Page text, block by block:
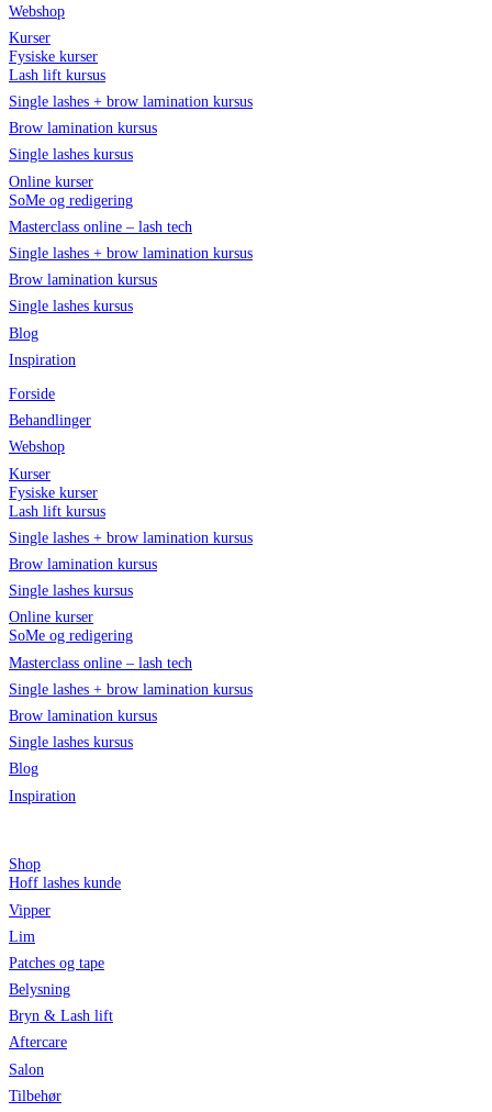
Webshop
Kurser
Fysiske kurser
Lash lift kursus
Single lashes + brow lamination kursus
Brow lamination kursus
Single lashes kursus
Online kurser
SoMe og redigering
Masterclass online – lash tech
Single lashes + brow lamination kursus
Brow lamination kursus
Single lashes kursus
Blog
Inspiration
Forside
Behandlinger
Webshop
Kurser
Fysiske kurser
Lash lift kursus
Single lashes + brow lamination kursus
Brow lamination kursus
Single lashes kursus
Online kurser
SoMe og redigering
Masterclass online – lash tech
Single lashes + brow lamination kursus
Brow lamination kursus
Single lashes kursus
Blog
Inspiration
Shop
Hoff lashes kunde
Vipper
Lim
Patches og tape
Belysning
Bryn & Lash lift
Aftercare
Salon
Tilbehør